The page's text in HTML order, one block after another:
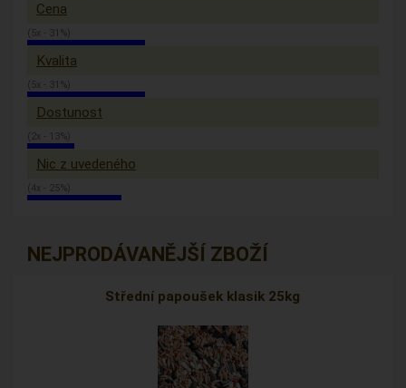
Cena
(5x - 31%)
Kvalita
(5x - 31%)
Dostunost
(2x - 13%)
Nic z uvedeného
(4x - 25%)
NEJPRODÁVANĚJŠÍ ZBOŽÍ
Střední papoušek klasik 25kg